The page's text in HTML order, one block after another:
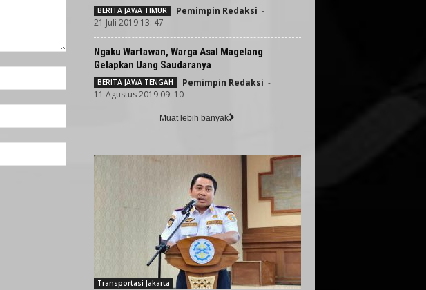
BERITA JAWA TIMUR Pemimpin Redaksi -
21 Juli 2019 13: 47
Ngaku Wartawan, Warga Asal Magelang
Gelapkan Uang Saudaranya
BERITA JAWA TENGAH Pemimpin Redaksi -
11 Agustus 2019 09: 10
Muat lebih banyak
Transportasi Jakarta